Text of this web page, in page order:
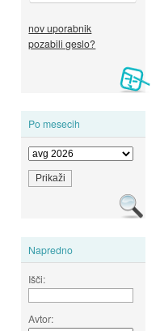
nov uporabnik
pozabili geslo?
Po mesecih
Napredno
Išči:
Avtor: